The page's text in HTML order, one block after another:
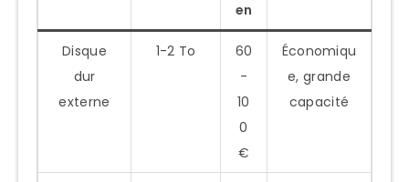
en
Disque
dur
externe
1-2 To
60
-
10
0
€
Économiqu
e, grande
capacité